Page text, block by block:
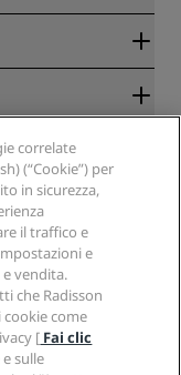
correlate
(“Cookie”) per
in sicurezza,
il traffico e
e
vendita.
che Radisson
cookie come
[ Fai clic
sulle